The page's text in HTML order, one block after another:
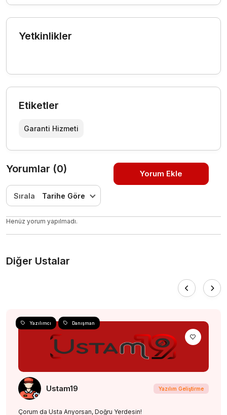
Yetkinlikler
Etiketler
Garanti Hizmeti
Yorumlar (0) Yorum Ekle
Sırala Tarihe Göre
Henüz yorum yapılmadı.
Diğer Ustalar
Yazılımcı Danışman
Ustam19 Yazılım Geliştirme
Çorum da Usta Arıyorsan, Doğru Yerdesin!